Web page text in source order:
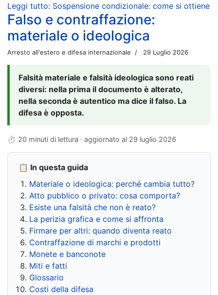
Leggi tutto: Sospensione condizionale: come si ottiene
Falso e contraffazione:
materiale o ideologica
Arresto all'estero e difesa internazionale 29 Luglio 2026
Falsità materiale e falsità ideologica sono reati
diversi: nella prima il documento è alterato,
nella seconda è autentico ma dice il falso. La
difesa è opposta.
⏱ 20 minuti di lettura · aggiornato al 29 luglio 2026
📋 In questa guida
Materiale o ideologica: perché cambia tutto?
Atto pubblico o privato: cosa comporta?
Esiste una falsità che non è reato?
La perizia grafica e come si affronta
Firmare per altri: quando diventa reato
Contraffazione di marchi e prodotti
Monete e banconote
Miti e fatti
Glossario
Costi della difesa